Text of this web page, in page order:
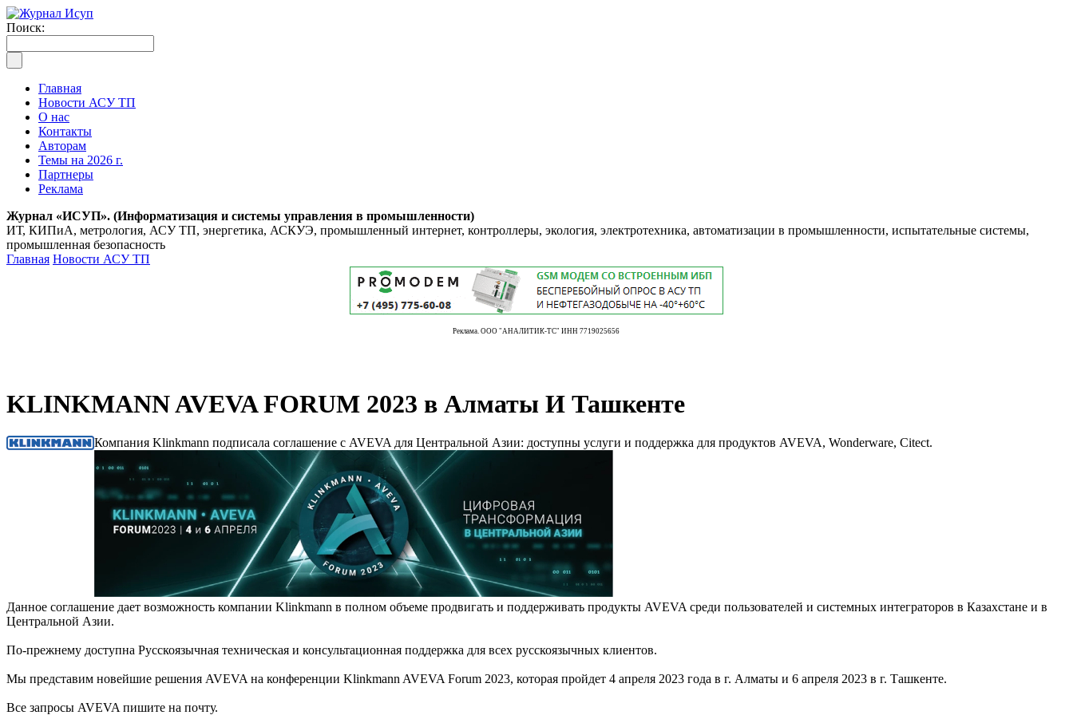
Поиск:
Главная
Новости АСУ ТП
О нас
Контакты
Авторам
Темы на 2026 г.
Партнеры
Реклама
Журнал «ИСУП». (Информатизация и системы управления в промышленности)
ИТ, КИПиА, метрология, АСУ ТП, энергетика, АСКУЭ, промышленный интернет, контроллеры, экология, электротехника, автоматизации в промышленности, испытательные системы,
промышленная безопасность
Главная Новости АСУ ТП
Реклама. ООО "АНАЛИТИК-ТС" ИНН 7719025656
KLINKMANN AVEVA FORUM 2023 в Алматы И Ташкенте
Компания Klinkmann подписала соглашение с AVEVA для Центральной Азии: доступны услуги и поддержка для продуктов AVEVA, Wonderware, Citect.
Данное соглашение дает возможность компании Klinkmann в полном объеме продвигать и поддерживать продукты AVEVA среди пользователей и системных интеграторов в Казахстане и в
Центральной Азии.
По-прежнему доступна Русскоязычная техническая и консультационная поддержка для всех русскоязычных клиентов.
Мы представим новейшие решения AVEVA на конференции Klinkmann AVEVA Forum 2023, которая пройдет 4 апреля 2023 года в г. Алматы и 6 апреля 2023 в г. Ташкенте.
Все запросы AVEVA пишите на почту.